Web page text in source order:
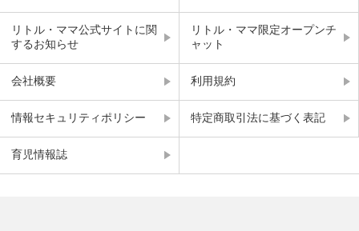
リトル・ママ公式サイトに関
するお知らせ
リトル・ママ限定オープンチ
ャット
会社概要 利用規約
情報セキュリティポリシー 特定商取引法に基づく表記
育児情報誌